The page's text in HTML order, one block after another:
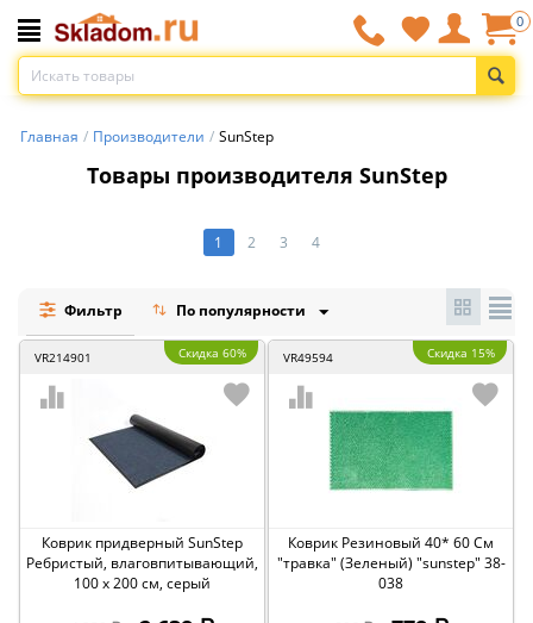
0
Главная / Производители / SunStep
Товары производителя SunStep
1 2 3 4
Фильтр По популярности
VR214901 Скидка 60%
Коврик придверный SunStep
Ребристый, влаговпитывающий,
100 x 200 см, серый
VR49594 Скидка 15%
Коврик Резиновый 40* 60 См
"травка" (Зеленый) "sunstep" 38-
038